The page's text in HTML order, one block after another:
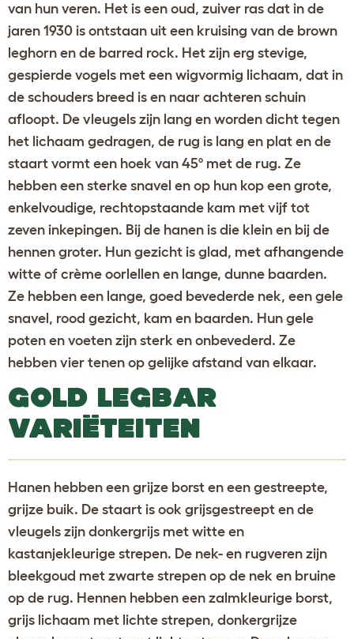
van hun veren. Het is een oud, zuiver ras dat in de
jaren 1930 is ontstaan uit een kruising van de brown
leghorn en de barred rock. Het zijn erg stevige,
gespierde vogels met een wigvormig lichaam, dat in
de schouders breed is en naar achteren schuin
afloopt. De vleugels zijn lang en worden dicht tegen
het lichaam gedragen, de rug is lang en plat en de
staart vormt een hoek van 45º met de rug. Ze
hebben een sterke snavel en op hun kop een grote,
enkelvoudige, rechtopstaande kam met vijf tot
zeven inkepingen. Bij de hanen is die klein en bij de
hennen groter. Hun gezicht is glad, met afhangende
witte of crème oorlellen en lange, dunne baarden.
Ze hebben een lange, goed bevederde nek, een gele
snavel, rood gezicht, kam en baarden. Hun gele
poten en voeten zijn sterk en onbevederd. Ze
hebben vier tenen op gelijke afstand van elkaar.
GOLD LEGBAR
VARIËTEITEN
Hanen hebben een grijze borst en een gestreepte,
grijze buik. De staart is ook grijsgestreept en de
vleugels zijn donkergrijs met witte en
kastanjekleurige strepen. De nek- en rugveren zijn
bleekgoud met zwarte strepen op de nek en bruine
op de rug. Hennen hebben een zalmkleurige borst,
grijs lichaam met lichte strepen, donkergrijze